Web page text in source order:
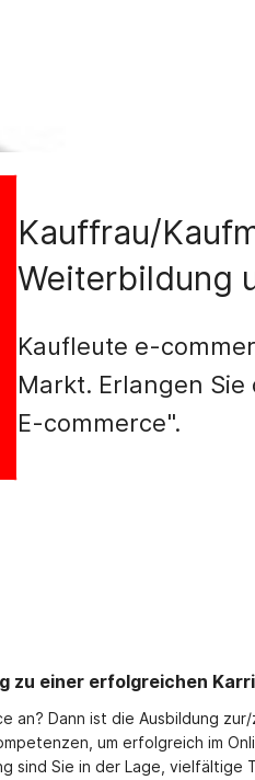
Kauffrau/
Weiterbildung
Kaufleute e-
Markt. Erlangen
E-commerce".
zu einer erfolgreichen
Dann ist die Ausbildung
um erfolgreich im
sind Sie in der Lage,